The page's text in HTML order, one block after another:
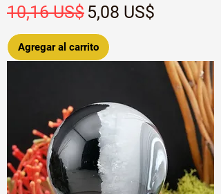
Precio
10,16 US$ Precio de oferta
5,08 US$
Agregar al carrito